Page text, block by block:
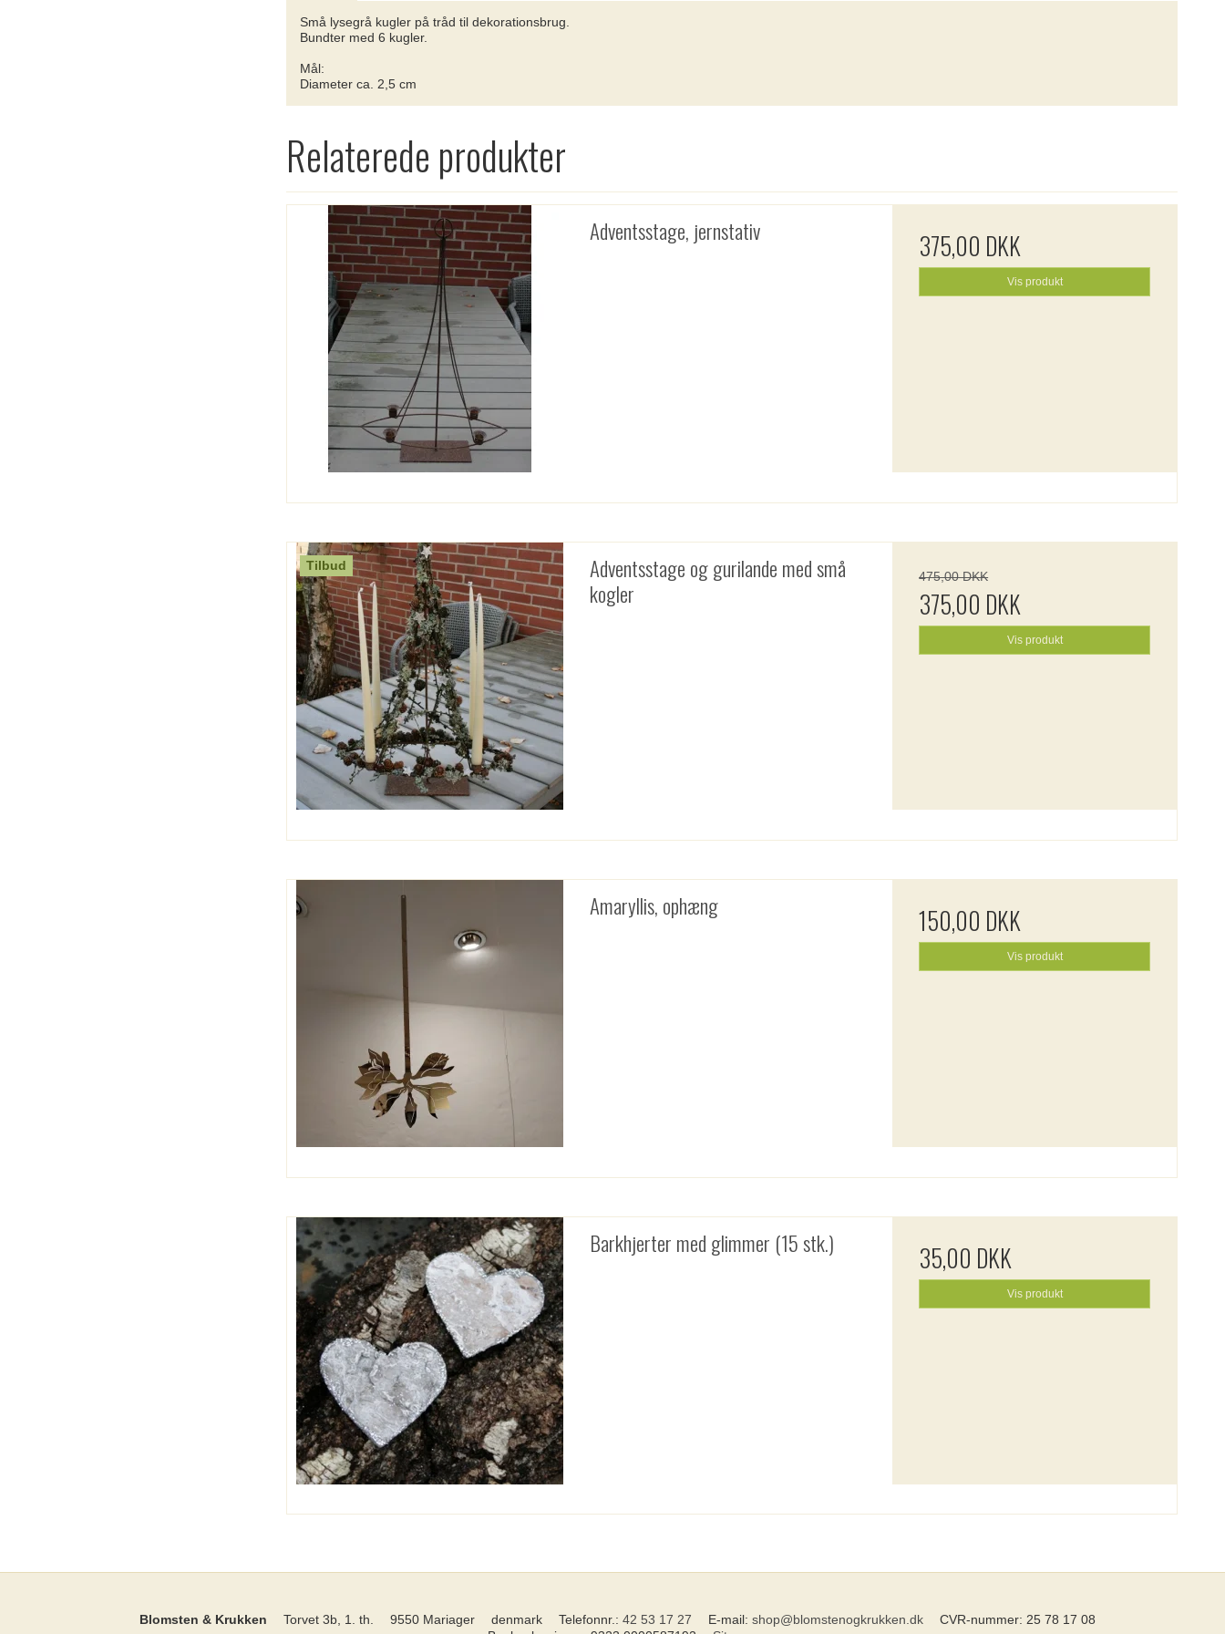
Små lysegrå kugler på tråd til dekorationsbrug.
Bundter med 6 kugler.
Mål:
Diameter ca. 2,5 cm
Relaterede produkter
Adventsstage, jernstativ 375,00 DKK
Vis produkt
Tilbud
Adventsstage og gurilande med små
kogler
475,00 DKK
375,00 DKK
Vis produkt
Amaryllis, ophæng 150,00 DKK
Vis produkt
Barkhjerter med glimmer (15 stk.) 35,00 DKK
Vis produkt
Blomsten & Krukken Torvet 3b, 1. th. 9550 Mariager denmark Telefonnr. : 42 53 17 27 E-mail: shop@blomstenogkrukken.dk CVR-nummer: 25 78 17 08